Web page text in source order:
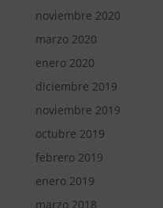
noviembre 2020
marzo 2020
enero 2020
diciembre 2019
noviembre 2019
octubre 2019
febrero 2019
enero 2019
marzo 2018